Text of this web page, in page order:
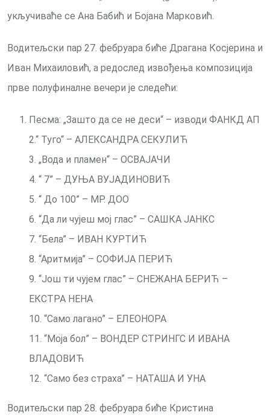
укључиваће се Ана Бабић и Бојана Марковић.
Водитељски пар 27. фебруара биће Драгана Косјерина и
Иван Михаиловић, а редослед извођења композиција
прве полуфиналне вечери је следећи:
Песма: „Зашто да се не деси“ – изводи ФАНКД АП
2.“ Туго“ – АЛЕКСАНДРА СЕКУЛИЋ
3. „Вода и пламен“ – ОСВАЈАЧИ
4. “ 7” – ДУЊА ВУЈАДИНОВИЋ
5. “ До 100” – МР. ДОО
6. “Да ли чујеш мој глас” – САШКА ЈАНКС
7. “Бела” – ИВАН КУРТИЋ
8. “Аритмија” – СОФИЈА ПЕРИЋ
9. “Још ти чујем глас” – СНЕЖАНА БЕРИЋ –
ЕКСТРА НЕНА
10. “Само лагано” – ЕЛЕОНОРА
11. “Моја бол” – ВОНДЕР СТРИНГС И ИВАНА
ВЛАДОВИЋ
12. “Само без страха” – НАТАША И УНА
Водитељски пар 28. фебруара биће Кристина